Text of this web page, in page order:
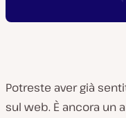
Potreste aver già
sul web. È ancora un